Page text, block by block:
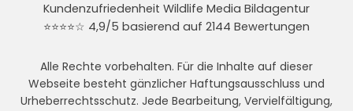
Kundenzufriedenheit Wildlife Media Bildagentur
⭐⭐⭐⭐☆ 4,9/5 basierend auf 2144 Bewertungen
Alle Rechte vorbehalten. Für die Inhalte auf dieser
Webseite besteht gänzlicher Haftungsausschluss und
Urheberrechtsschutz. Jede Bearbeitung, Vervielfältigung,